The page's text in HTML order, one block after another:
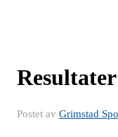
Postet av Grimstad